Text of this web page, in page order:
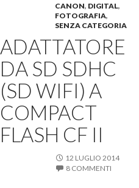
CANON, DIGITAL,
FOTOGRAFIA,
SENZA CATEGORIA
ADATTATORE
DA SD SDHC
(SD WIFI) A
COMPACT
FLASH CF II
12 LUGLIO 2014
8 COMMENTI